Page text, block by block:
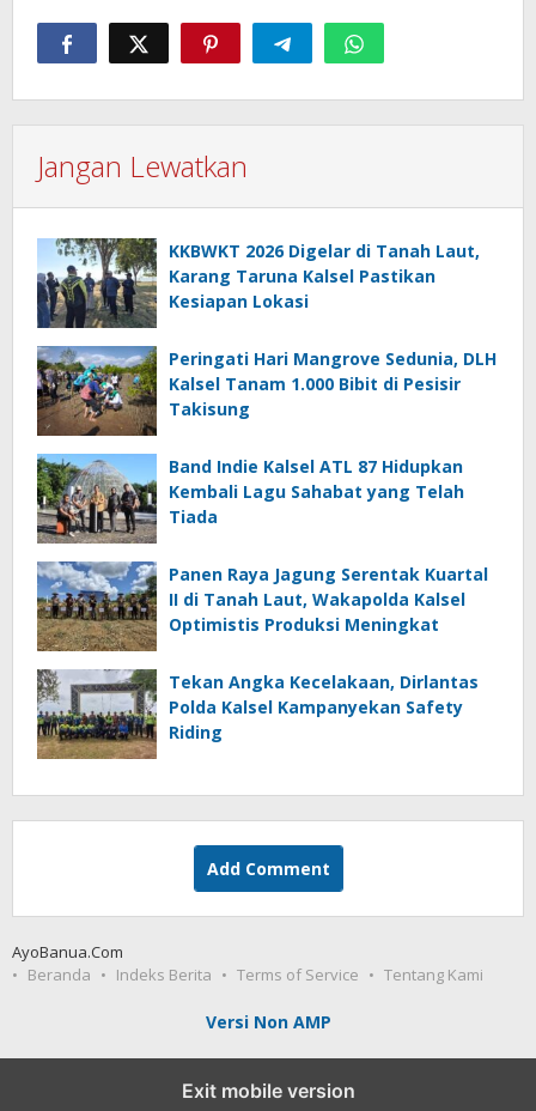
Jangan Lewatkan
KKBWKT 2026 Digelar di Tanah Laut,
Karang Taruna Kalsel Pastikan
Kesiapan Lokasi
Peringati Hari Mangrove Sedunia, DLH
Kalsel Tanam 1.000 Bibit di Pesisir
Takisung
Band Indie Kalsel ATL 87 Hidupkan
Kembali Lagu Sahabat yang Telah
Tiada
Panen Raya Jagung Serentak Kuartal
II di Tanah Laut, Wakapolda Kalsel
Optimistis Produksi Meningkat
Tekan Angka Kecelakaan, Dirlantas
Polda Kalsel Kampanyekan Safety
Riding
Add Comment
AyoBanua.Com
Beranda
Indeks Berita Terms of Service Tentang Kami
Versi Non AMP
Exit mobile version